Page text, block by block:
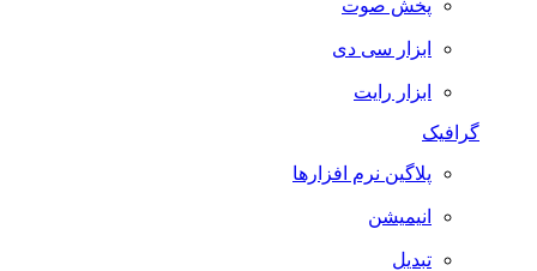
پخش صوت
ابزار سی دی
ابزار رایت
گرافیک
پلاگین نرم افزارها
انیمیشن
تبدیل